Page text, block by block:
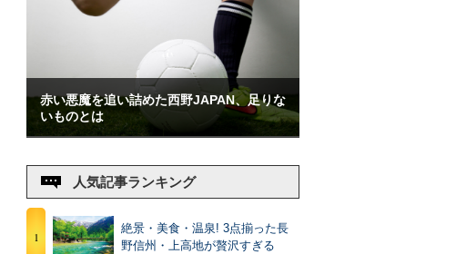
赤い悪魔を追い詰めた西野JAPAN、足りな
いものとは
人気記事ランキング
1
絶景・美食・温泉! 3点揃った長
野信州・上高地が贅沢すぎる